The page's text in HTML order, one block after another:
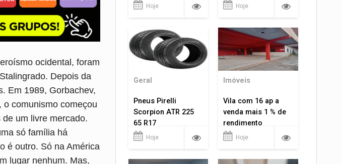
ocidental, foram
Depois da
Em 1989, Gorbachev,
comunismo começou
um livre mercado.
só família há
é outro. Só na América
lugar nenhum. Mas,
VELHO RO.
Hoje Hoje
Geral
Pneus Pirelli
Scorpion ATR 225
65 R17
Hoje
Imóveis
Vila com 16 ap a
venda mais 1 % de
rendimento
Hoje